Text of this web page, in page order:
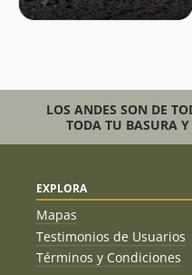
LOS ANDES SON DE
TODA TU BASURA
EXPLORA
Mapas
Testimonios de Usuarios
Términos y Condiciones